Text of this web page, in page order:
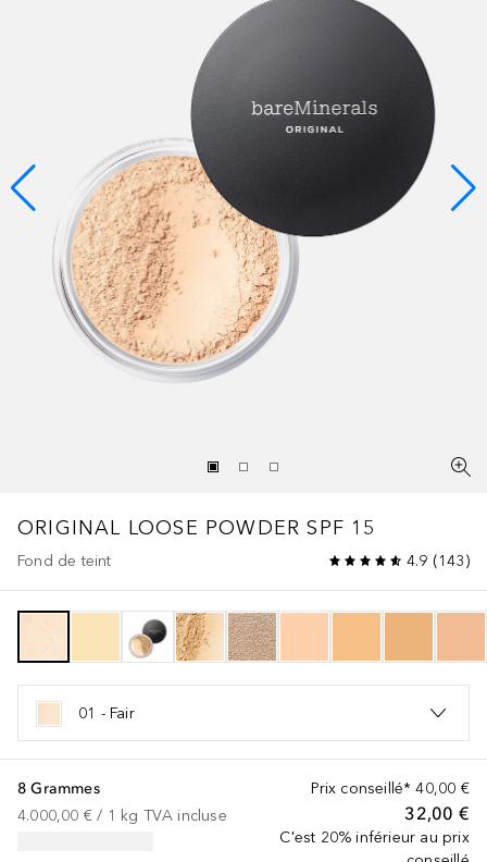
ORIGINAL LOOSE POWDER SPF 15
Fond de teint 4.9 (143)
01 - Fair
Prix conseillé* 40,00 €
32,00 €
C'est 20% inférieur au prix
8 Grammes
4.000,00 € / 1 kg TVA incluse